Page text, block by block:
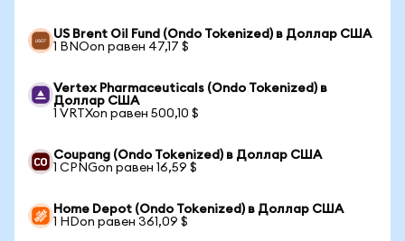
US Brent Oil Fund (Ondo Tokenized) в Доллар США
1 BNOon равен 47,17 $
Vertex Pharmaceuticals (Ondo Tokenized) в
Доллар США
1 VRTXon равен 500,10 $
Coupang (Ondo Tokenized) в Доллар США
1 CPNGon равен 16,59 $
Home Depot (Ondo Tokenized) в Доллар США
1 HDon равен 361,09 $